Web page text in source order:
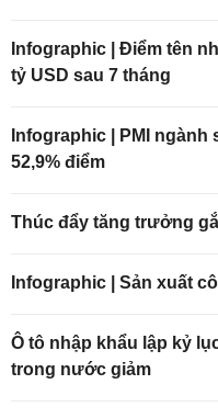
Infographic | Điểm tên
tỷ USD sau 7 tháng
Infographic | PMI ngành
52,9% điểm
Thúc đẩy tăng trưởng
Infographic | Sản xuất
Ô tô nhập khẩu lập kỷ
trong nước giảm